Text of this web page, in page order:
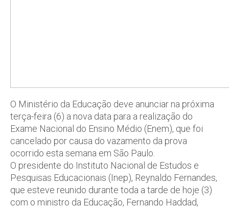
O Ministério da Educação deve anunciar na próxima
terça-feira (6) a nova data para a realização do
Exame Nacional do Ensino Médio (Enem), que foi
cancelado por causa do vazamento da prova
ocorrido esta semana em São Paulo.
O presidente do Instituto Nacional de Estudos e
Pesquisas Educacionais (Inep), Reynaldo Fernandes,
que esteve reunido durante toda a tarde de hoje (3)
com o ministro da Educação, Fernando Haddad,